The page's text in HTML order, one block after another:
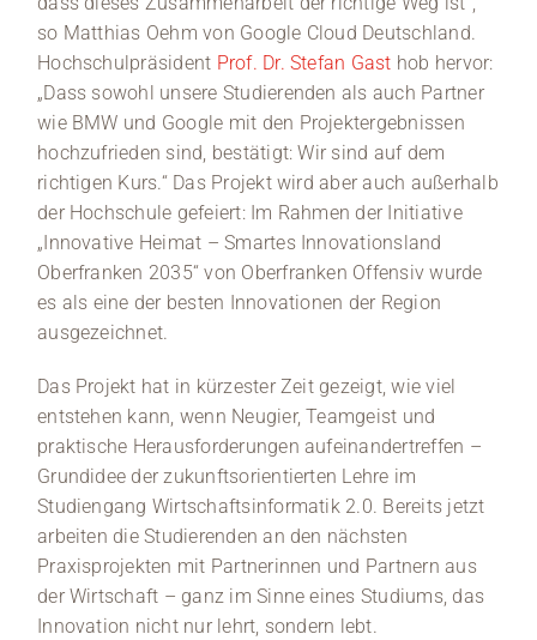
so Matthias Oehm von Google Cloud Deutschland.
Hochschulpräsident Prof. Dr. Stefan Gast hob hervor:
„Dass sowohl unsere Studierenden als auch Partner
wie BMW und Google mit den Projektergebnissen
hochzufrieden sind, bestätigt: Wir sind auf dem
richtigen Kurs.“ Das Projekt wird aber auch außerhalb
der Hochschule gefeiert: Im Rahmen der Initiative
„Innovative Heimat – Smartes Innovationsland
Oberfranken 2035“ von Oberfranken Offensiv wurde
es als eine der besten Innovationen der Region
ausgezeichnet.
Das Projekt hat in kürzester Zeit gezeigt, wie viel
entstehen kann, wenn Neugier, Teamgeist und
praktische Herausforderungen aufeinandertreffen –
Grundidee der zukunftsorientierten Lehre im
Studiengang Wirtschaftsinformatik 2.0. Bereits jetzt
arbeiten die Studierenden an den nächsten
Praxisprojekten mit Partnerinnen und Partnern aus
der Wirtschaft – ganz im Sinne eines Studiums, das
Innovation nicht nur lehrt, sondern lebt.